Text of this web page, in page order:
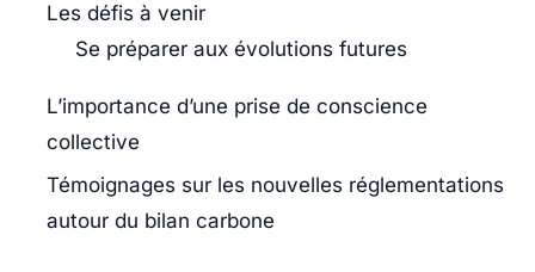
Les défis à venir
Se préparer aux évolutions futures
L’importance d’une prise de conscience
collective
Témoignages sur les nouvelles réglementations
autour du bilan carbone